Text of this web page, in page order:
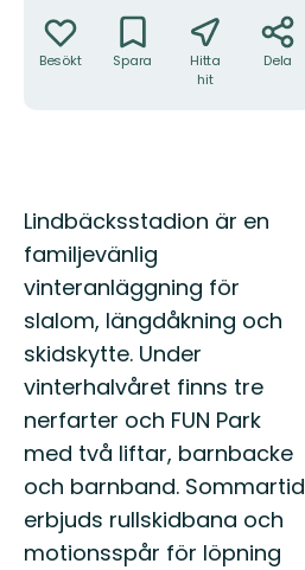
Besökt Spara
Hitta
hit
Dela
Beskrivning
Lindbäcksstadion är en
familjevänlig
vinteranläggning för
slalom, längdåkning och
skidskytte. Under
vinterhalvåret finns tre
nerfarter och FUN Park
med två liftar, barnbacke
och barnband. Sommartid
erbjuds rullskidbana och
motionsspår för löpning